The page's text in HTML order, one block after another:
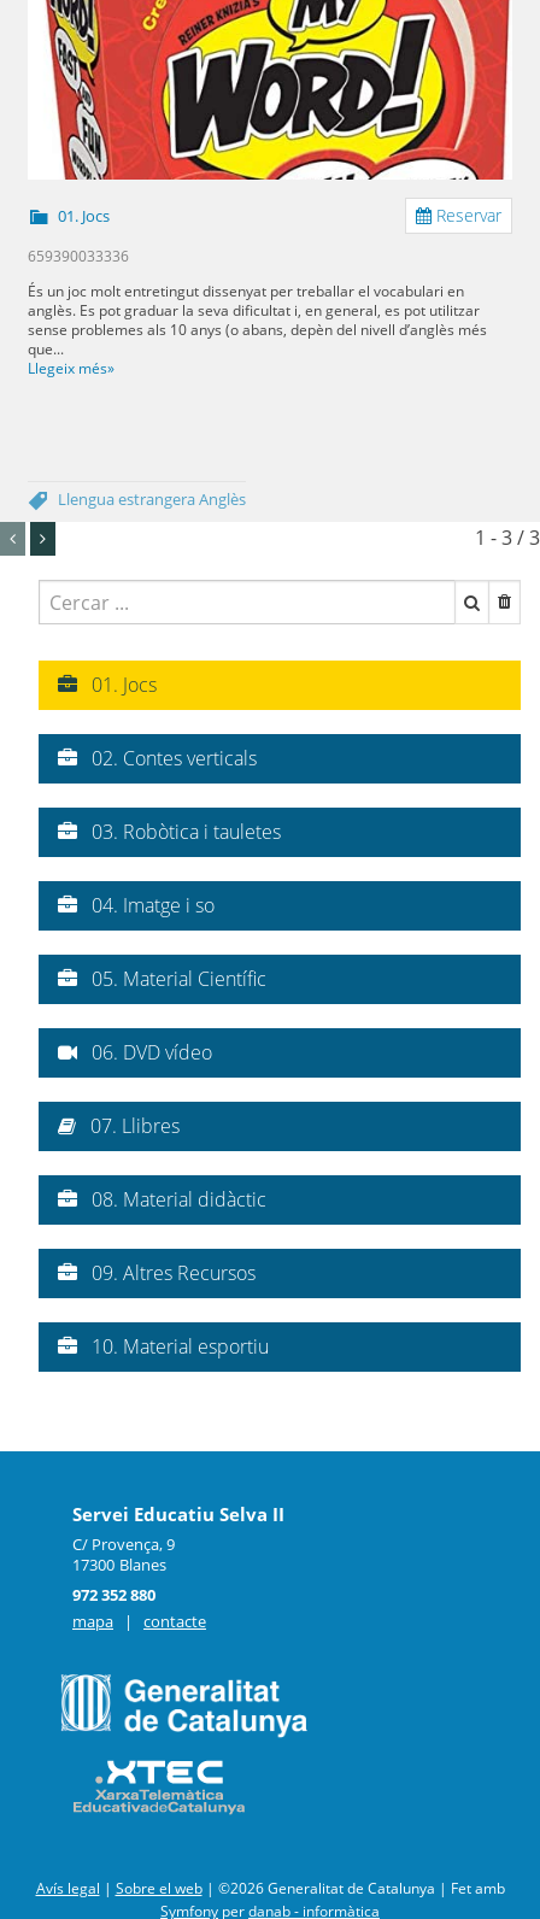
Reservar
01. Jocs
659390033336
És un joc molt entretingut dissenyat per treballar el vocabulari en
anglès. Es pot graduar la seva dificultat i, en general, es pot utilitzar
sense problemes als 10 anys (o abans, depèn del nivell d’anglès més
que...
Llegeix més»
Llengua estrangeraAnglès
1 - 3 / 3
01. Jocs
02. Contes verticals
03. Robòtica i tauletes
04. Imatge i so
05. Material Científic
06. DVD vídeo
07. Llibres
08. Material didàctic
09. Altres Recursos
10. Material esportiu
Servei Educatiu Selva II
C/ Provença, 9
17300 Blanes
972 352 880
mapa
| contacte
Avís legal | Sobre el web| ©2026 Generalitat de Catalunya | Fet amb
Symfony perdanab - informàtica